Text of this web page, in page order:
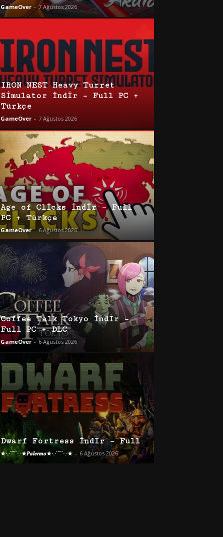
GameOver - 7 Ağustos 2026
IRON NEST Heavy Turret
Simulator İndir – Full PC +
Türkçe
GameOver - 7 Ağustos 2026
Age of Clicks İndir – Full
PC + Türkçe
GameOver - 6 Ağustos 2026
Coffee Talk Tokyo İndir –
Full PC + DLC
GameOver - 6 Ağustos 2026
Dwarf Fortress İndir – Full
★·.·´¯`·.·★𝑷𝒂𝒍𝒆𝒓𝒎𝒐★·.·´¯`·.·★ - 6 Ağustos 2026